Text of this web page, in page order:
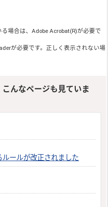
る場合は、Adobe Acrobat(R)が必要で
が必要です。正しく表示されない場
んなページも見ていま
ールが改正されました